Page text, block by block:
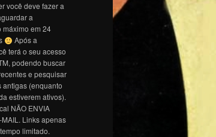
você deve fazer a
a
máximo em 24
Após a
terá o seu acesso
podendo buscar
e pesquisar
antigas (enquanto
estiverem ativos).
NÃO ENVIA
MAIL. Links apenas
limitado.